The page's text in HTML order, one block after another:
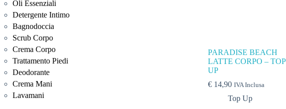
PARADISE BEACH
LATTE CORPO – TOP
UP
€14,90 IVA Inclusa
Top Up
Oli Essenziali
Detergente Intimo
Bagnodoccia
Scrub Corpo
Crema Corpo
Trattamento Piedi
Deodorante
Crema Mani
Lavamani